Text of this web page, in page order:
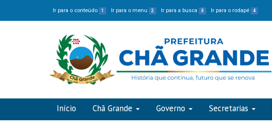
Ir para o conteúdo 1 Ir para o menu 2 Ir para a busca 3 Ir para o rodapé 4
Início Chã Grande Governo Secretarias